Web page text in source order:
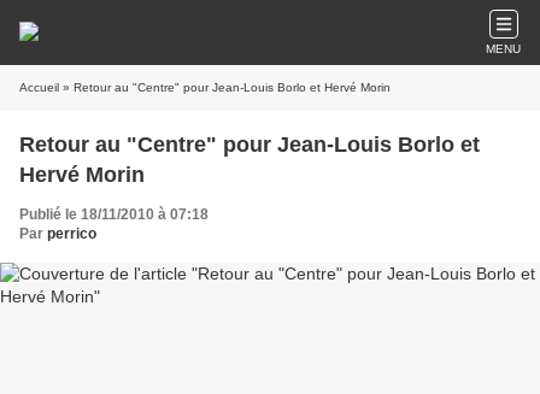
MENU
Accueil » Retour au "Centre" pour Jean-Louis Borlo et Hervé Morin
Retour au "Centre" pour Jean-Louis Borlo et
Hervé Morin
Publié le 18/11/2010 à 07:18
Par perrico